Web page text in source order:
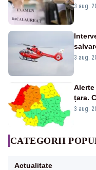
3 aug.
fost
3 aug.
țara.
3 aug.
CATEGORII
Actualitate